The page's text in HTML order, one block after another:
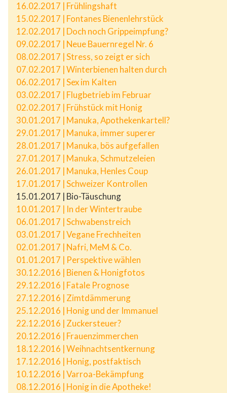
16.02.2017 | Frühlingshaft
15.02.2017 | Fontanes Bienenlehrstück
12.02.2017 | Doch noch Grippeimpfung?
09.02.2017 | Neue Bauernregel Nr. 6
08.02.2017 | Stress, so zeigt er sich
07.02.2017 | Winterbienen halten durch
06.02.2017 | Sex im Kalten
03.02.2017 | Flugbetrieb im Februar
02.02.2017 | Frühstück mit Honig
30.01.2017 | Manuka, Apothekenkartell?
29.01.2017 | Manuka, immer superer
28.01.2017 | Manuka, bös aufgefallen
27.01.2017 | Manuka, Schmutzeleien
26.01.2017 | Manuka, Henles Coup
17.01.2017 | Schweizer Kontrollen
15.01.2017 | Bio-Täuschung
10.01.2017 | In der Wintertraube
06.01.2017 | Schwabenstreich
03.01.2017 | Vegane Frechheiten
02.01.2017 | Nafri, MeM & Co.
01.01.2017 | Perspektive wählen
30.12.2016 | Bienen & Honigfotos
29.12.2016 | Fatale Prognose
27.12.2016 | Zimtdämmerung
25.12.2016 | Honig und der Immanuel
22.12.2016 | Zuckersteuer?
20.12.2016 | Frauenzimmerchen
18.12.2016 | Weihnachtsentkernung
17.12.2016 | Honig, postfaktisch
10.12.2016 | Varroa-Bekämpfung
08.12.2016 | Honig in die Apotheke!